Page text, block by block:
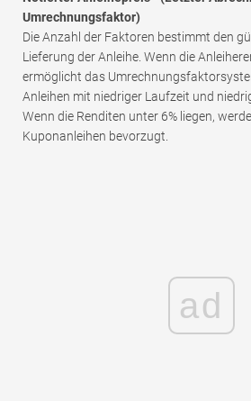
Umrechnungsfaktor)
Die Anzahl der Faktoren bestimmt den
Lieferung der Anleihe. Wenn die
ermöglicht das
Anleihen mit niedriger Laufzeit und
Wenn die Renditen unter 6% liegen,
Kuponanleihen bevorzugt.
ad